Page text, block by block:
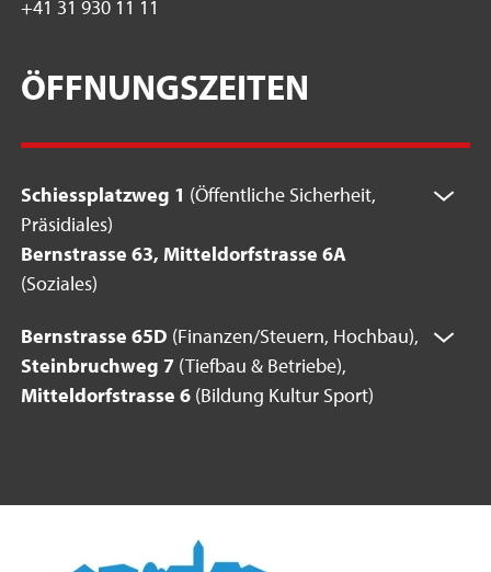
+41 31 930 11 11
ÖFFNUNGSZEITEN
Schiessplatzweg 1 (Öffentliche Sicherheit,
Präsidiales)
Bernstrasse 63, Mitteldorfstrasse 6A
(Soziales)
Bernstrasse 65D (Finanzen/Steuern, Hochbau),
Steinbruchweg 7 (Tiefbau & Betriebe),
Mitteldorfstrasse 6 (Bildung Kultur Sport)